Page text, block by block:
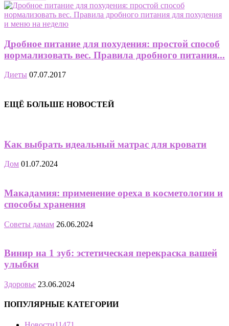
Дробное питание для похудения: простой способ
нормализовать вес. Правила дробного питания...
Диеты 07.07.2017
ЕЩЁ БОЛЬШЕ НОВОСТЕЙ
Как выбрать идеальный матрас для кровати
Дом 01.07.2024
Макадамия: применение ореха в косметологии и
способы хранения
Советы дамам 26.06.2024
Винир на 1 зуб: эстетическая перекраска вашей
улыбки
Здоровье 23.06.2024
ПОПУЛЯРНЫЕ КАТЕГОРИИ